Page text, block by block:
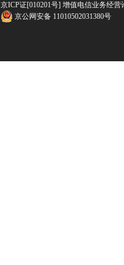
京ICP证[010201号] 增值电信业务经
京公网安备 11010502031380号